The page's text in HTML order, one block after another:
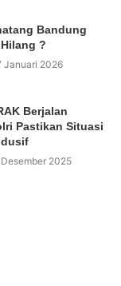
Bandung
?
Januari 2026
Berjalan
Pastikan Situasi
2025